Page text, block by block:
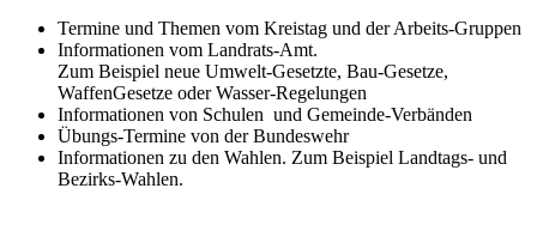
Termine und Themen vom Kreistag und der Arbeits-Gruppen
Informationen vom Landrats-Amt.
Zum Beispiel neue Umwelt-Gesetzte, Bau-Gesetze,
WaffenGesetze oder Wasser-Regelungen
Informationen von Schulen und Gemeinde-Verbänden
Übungs-Termine von der Bundeswehr
Informationen zu den Wahlen. Zum Beispiel Landtags- und
Bezirks-Wahlen.